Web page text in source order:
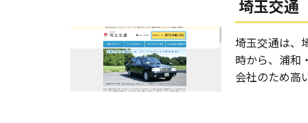
埼玉交通
埼玉交通は、
時から、浦和
会社のため高